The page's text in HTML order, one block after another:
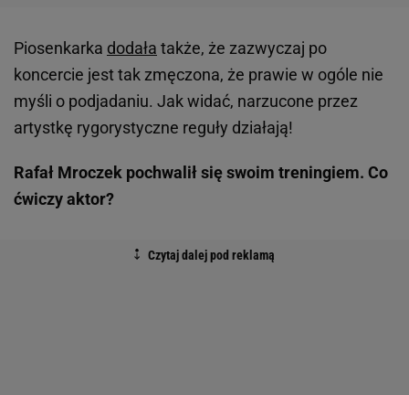
Piosenkarka dodała także, że zazwyczaj po
koncercie jest tak zmęczona, że prawie w ogóle nie
myśli o podjadaniu. Jak widać, narzucone przez
artystkę rygorystyczne reguły działają!
Rafał Mroczek pochwalił się swoim treningiem. Co
ćwiczy aktor?